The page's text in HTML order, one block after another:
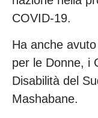
COVID-19.
Ha anche
per le Donne, i
Disabilità del
Mashabane.